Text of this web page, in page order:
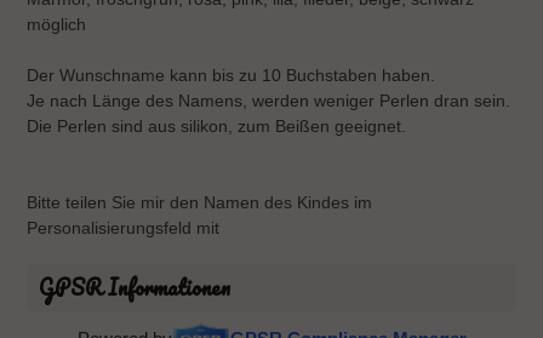
möglich
Der Wunschname kann bis zu 10 Buchstaben haben.
Je nach Länge des Namens, werden weniger Perlen dran sein.
Die Perlen sind aus silikon, zum Beißen geeignet.
Bitte teilen Sie mir den Namen des Kindes im
Personalisierungsfeld mit
GPSR Informationen